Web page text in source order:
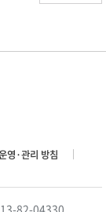
영·관리 방침
82-04330